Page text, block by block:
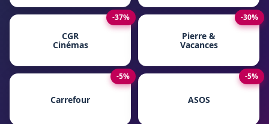
-37%
CGR
Cinémas
-30%
Pierre &
Vacances
-5%
Carrefour
-5%
ASOS